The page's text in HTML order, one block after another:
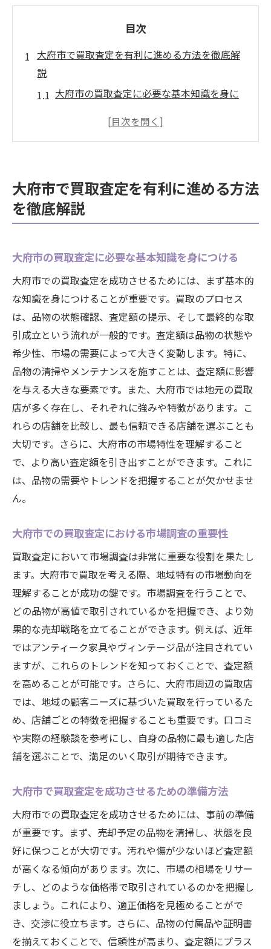
目次
大府市で買取査定を有利に進める方法を徹底解
説
大府市の買取査定に必要な基本知識を身に
大府市での買取査定における市場調査の重
方法
大府市における買取査定の流れと注意点
渉術
信頼できる買取店の選び方と査定で高値を引き
出す秘訣
大府市で信頼できる買取店を見つける基準
査定前に知っておくべき買取店の評価方法
大府市での買取店選びのポイントとヒント
査定で高値を引き出すための具体的な交渉
テクニック
買取店の信頼性を確認するための質問リス
ト
初めての買取査定で失敗しないためのアド
現する
大府市市場の特性を活かした買取査定戦略
地域市場を理解することのメリットと方法
大府市特有の需要と供給を踏まえた買取の
コツ
市場動向を活かした買取査定のタイミング
選び
競合する買取店との比較分析による戦略策
定
地域市場をリサーチするための有効なツー
ル
大府市での買取査定で失敗しないためのチェッ
査定前に検討すべき大府市の買取条件
大府市での買取査定における落とし穴を回
避する
買取査定の前に確認すべき契約内容のポイ
ント
大府市での査定価格を上げるための前準備
買取査定の際に必要な書類とその準備方法
大府市での査定結果に満足するための心得
大府市で買取査定を有利に進める方法
を徹底解説
大府市の買取査定に必要な基本知識を身につける
大府市での買取査定を成功させるためには、まず基本的
な知識を身につけることが重要です。買取のプロセス
は、品物の状態確認、査定額の提示、そして最終的な取
引成立という流れが一般的です。査定額は品物の状態や
希少性、市場の需要によって大きく変動します。特に、
品物の清掃やメンテナンスを施すことは、査定額に影響
を与える大きな要素です。また、大府市では地元の買取
店が多く存在し、それぞれに強みや特徴があります。こ
れらの店舗を比較し、最も信頼できる店舗を選ぶことも
大切です。さらに、大府市の市場特性を理解すること
で、より高い査定額を引き出すことができます。これに
は、品物の需要やトレンドを把握することが欠かせませ
ん。
大府市での買取査定における市場調査の重要性
買取査定において市場調査は非常に重要な役割を果たし
ます。大府市で買取を考える際、地域特有の市場動向を
理解することが成功の鍵です。市場調査を行うことで、
どの品物が高値で取引されているかを把握でき、より効
果的な売却戦略を立てることができます。例えば、近年
ではアンティーク家具やヴィンテージ品が注目されてい
ますが、これらのトレンドを知っておくことで、査定額
を高めることが可能です。さらに、大府市周辺の買取店
では、地域の顧客ニーズに基づいた買取を行っているた
め、店舗ごとの特徴を把握することも重要です。口コミ
や実際の経験談を参考にし、自身の品物に最も適した店
舗を選ぶことで、満足のいく取引が期待できます。
大府市で買取査定を成功させるための準備方法
大府市での買取査定を成功させるためには、事前の準備
が重要です。まず、売却予定の品物を清掃し、状態を良
好に保つことが大切です。汚れや傷が少ないほど査定額
が高くなる傾向があります。次に、市場の相場をリサー
チし、どのような価格帯で取引されているのかを把握し
ましょう。これにより、適正価格を見極めることがで
き、交渉に役立ちます。さらに、品物の付属品や証明書
を揃えておくことで、信頼性が高まり、査定額にプラス